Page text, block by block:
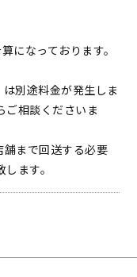
になっております。
別途料金が発生しま
ご相談くださいま
まで回送する必要
ます。